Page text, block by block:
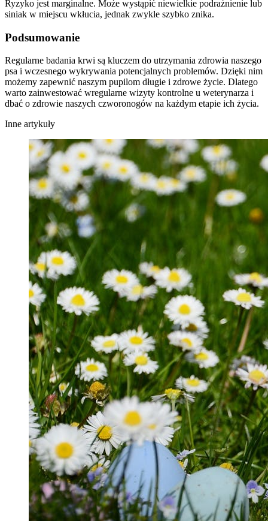
Ryzyko jest marginalne. Może wystąpić niewielkie podrażnienie lub
siniak w miejscu wkłucia, jednak zwykle szybko znika.
Podsumowanie
Regularne badania krwi są kluczem do utrzymania zdrowia naszego
psa i wczesnego wykrywania potencjalnych problemów. Dzięki nim
możemy zapewnić naszym pupilom długie i zdrowe życie. Dlatego
warto zainwestować wregularne wizyty kontrolne u weterynarza i
dbać o zdrowie naszych czworonogów na każdym etapie ich życia.
Inne artykuły